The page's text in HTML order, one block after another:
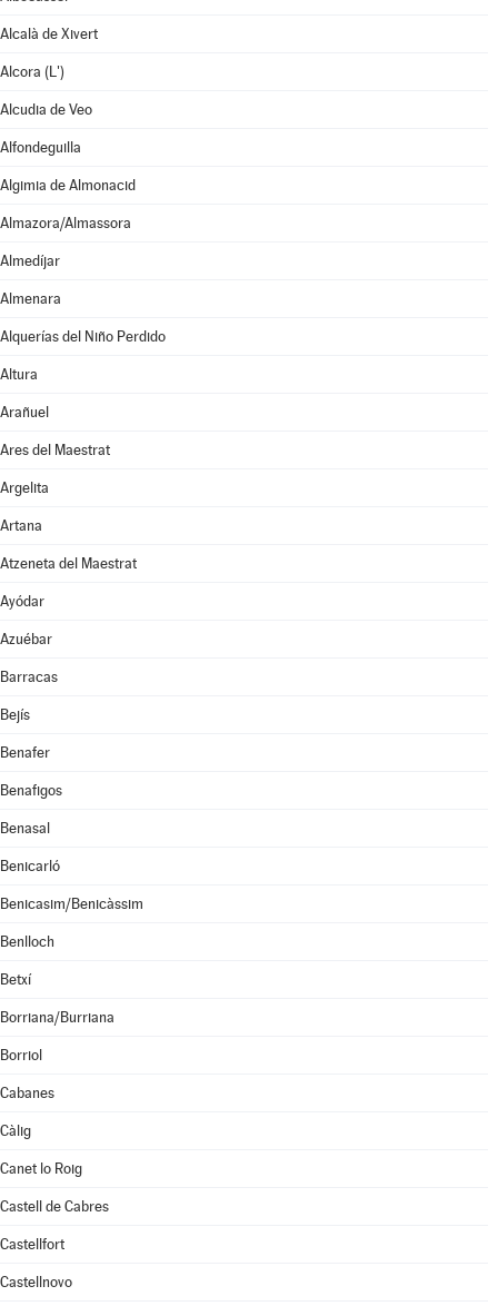
Alcalà de Xivert
Alcora (L')
Alcudia de Veo
Alfondeguilla
Algimia de Almonacid
Almazora/Almassora
Almedíjar
Almenara
Alquerías del Niño Perdido
Altura
Arañuel
Ares del Maestrat
Argelita
Artana
Atzeneta del Maestrat
Ayódar
Azuébar
Barracas
Bejís
Benafer
Benafigos
Benasal
Benicarló
Benicasim/Benicàssim
Benlloch
Betxí
Borriana/Burriana
Borriol
Cabanes
Càlig
Canet lo Roig
Castell de Cabres
Castellfort
Castellnovo